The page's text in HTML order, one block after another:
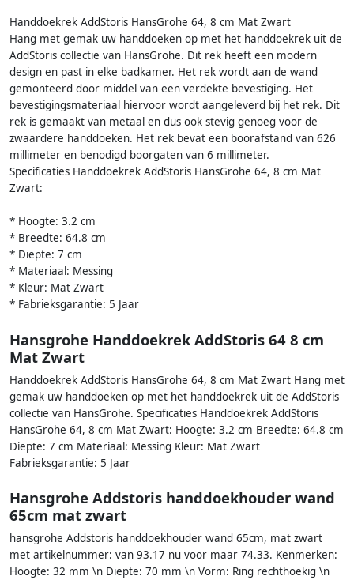
Handdoekrek AddStoris HansGrohe 64, 8 cm Mat Zwart
Hang met gemak uw handdoeken op met het handdoekrek uit de
AddStoris collectie van HansGrohe. Dit rek heeft een modern
design en past in elke badkamer. Het rek wordt aan de wand
gemonteerd door middel van een verdekte bevestiging. Het
bevestigingsmateriaal hiervoor wordt aangeleverd bij het rek. Dit
rek is gemaakt van metaal en dus ook stevig genoeg voor de
zwaardere handdoeken. Het rek bevat een boorafstand van 626
millimeter en benodigd boorgaten van 6 millimeter.
Specificaties Handdoekrek AddStoris HansGrohe 64, 8 cm Mat
Zwart:
* Hoogte: 3.2 cm
* Breedte: 64.8 cm
* Diepte: 7 cm
* Materiaal: Messing
* Kleur: Mat Zwart
* Fabrieksgarantie: 5 Jaar
Hansgrohe Handdoekrek AddStoris 64 8 cm
Mat Zwart
Handdoekrek AddStoris HansGrohe 64, 8 cm Mat Zwart Hang met
gemak uw handdoeken op met het handdoekrek uit de AddStoris
collectie van HansGrohe. Specificaties Handdoekrek AddStoris
HansGrohe 64, 8 cm Mat Zwart: Hoogte: 3.2 cm Breedte: 64.8 cm
Diepte: 7 cm Materiaal: Messing Kleur: Mat Zwart
Fabrieksgarantie: 5 Jaar
Hansgrohe Addstoris handdoekhouder wand
65cm mat zwart
hansgrohe Addstoris handdoekhouder wand 65cm, mat zwart
met artikelnummer: van 93.17 nu voor maar 74.33. Kenmerken:
Hoogte: 32 mm \n Diepte: 70 mm \n Vorm: Ring rechthoekig \n